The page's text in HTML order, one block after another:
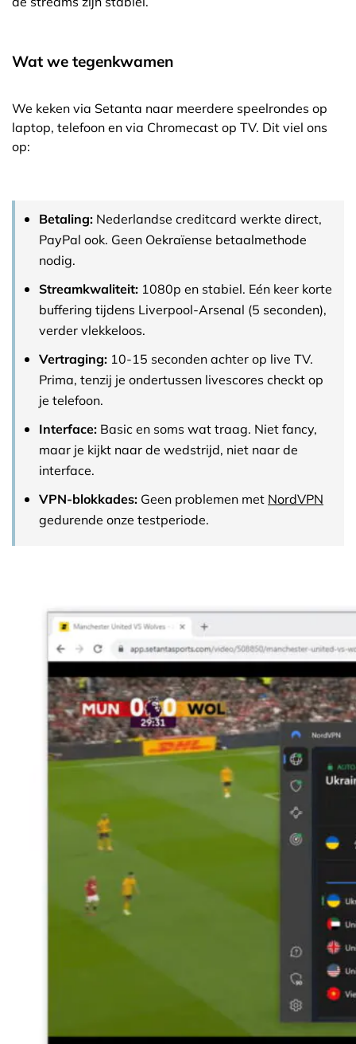
Wat we tegenkwamen
We keken via Setanta naar meerdere speelrondes op
laptop, telefoon en via Chromecast op TV. Dit viel ons
op:
Betaling: Nederlandse creditcard werkte direct,
PayPal ook. Geen Oekraïense betaalmethode
nodig.
Streamkwaliteit: 1080p en stabiel. Eén keer korte
buffering tijdens Liverpool-Arsenal (5 seconden),
verder vlekkeloos.
Vertraging: 10-15 seconden achter op live TV.
Prima, tenzij je ondertussen livescores checkt op
je telefoon.
Interface: Basic en soms wat traag. Niet fancy,
maar je kijkt naar de wedstrijd, niet naar de
interface.
VPN-blokkades: Geen problemen met NordVPN
gedurende onze testperiode.